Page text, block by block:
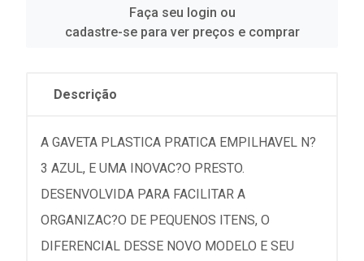
Faça seu login ou
cadastre-se para ver preços e comprar
Descrição
A GAVETA PLASTICA PRATICA EMPILHAVEL N?
3 AZUL, E UMA INOVAC?O PRESTO.
DESENVOLVIDA PARA FACILITAR A
ORGANIZAC?O DE PEQUENOS ITENS, O
DIFERENCIAL DESSE NOVO MODELO E SEU